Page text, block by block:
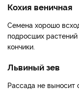
Кохия веничная
Семена хорошо
подросших
кончики.
Львиный зев
Рассада не выносит